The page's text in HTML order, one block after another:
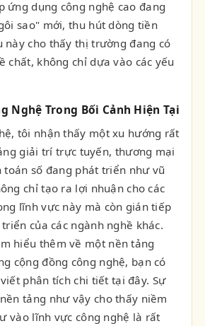
ứng dụng công nghệ cao đang
sao" mới, thu hút dòng tiền
cho thấy thị trường đang có
chất, không chỉ dựa vào các yếu
Nghệ Trong Bối Cảnh Hiện Tại
tôi nhận thấy một xu hướng rất
giải trí trực tuyến, thương mại
số đang phát triển như vũ
chỉ tạo ra lợi nhuận cho các
lĩnh vực này mà còn gián tiếp
của các ngành nghề khác.
hiểu thêm về một nền tảng
cộng đồng công nghệ, bạn có
phân tích chi tiết tại đây. Sự
tảng như vậy cho thấy niềm
vào lĩnh vực công nghệ là rất